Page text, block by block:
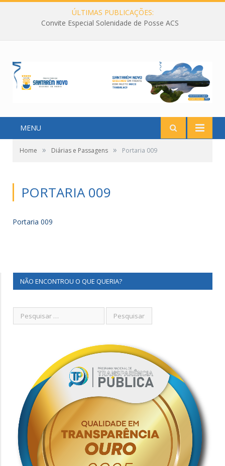
ÚLTIMAS PUBLICAÇÕES:
Convite Especial Solenidade de Posse ACS
MENU
Home » Diárias e Passagens » Portaria 009
PORTARIA 009
Portaria 009
NÃO ENCONTROU O QUE QUERIA?